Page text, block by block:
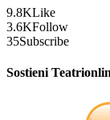
9.8KLike
3.6KFollow
35Subscribe
Sostieni